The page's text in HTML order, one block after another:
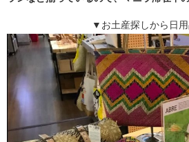
▼お土産探しから日